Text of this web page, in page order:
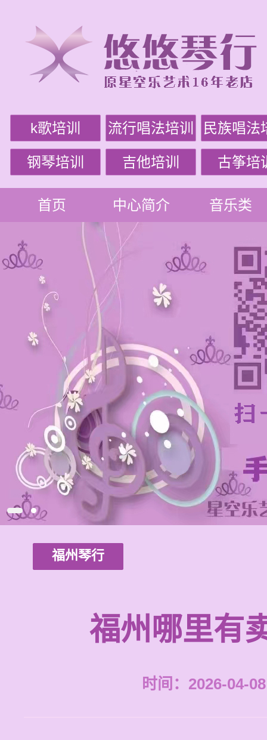
k歌培训 流行唱法培训 民族唱法
钢琴培训 吉他培训 古筝培
首页 中心简介 音乐类
福州琴行
福州哪里有
时间：2026-04-